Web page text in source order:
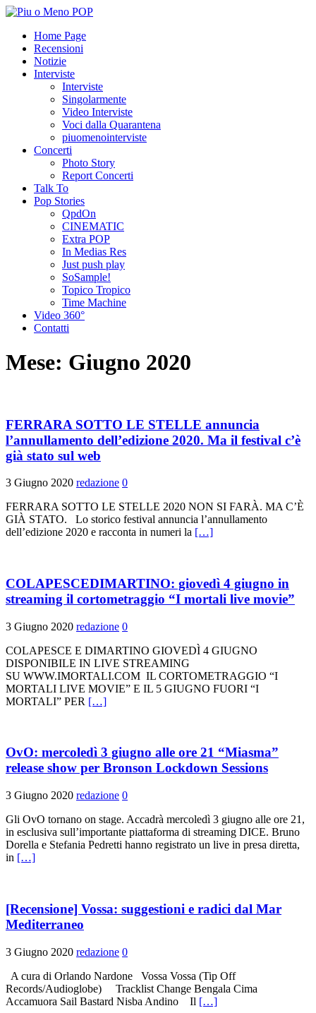
Home Page
Recensioni
Notizie
Interviste
Interviste
Singolarmente
Video Interviste
Voci dalla Quarantena
piuomenointerviste
Concerti
Photo Story
Report Concerti
Talk To
Pop Stories
QpdOn
CINEMATIC
Extra POP
In Medias Res
Just push play
SoSample!
Topico Tropico
Time Machine
Video 360°
Contatti
Mese: Giugno 2020
FERRARA SOTTO LE STELLE annuncia
l’annullamento dell’edizione 2020. Ma il festival c’è
già stato sul web
3 Giugno 2020 redazione 0
FERRARA SOTTO LE STELLE 2020 NON SI FARÀ. MA C’È
GIÀ STATO. Lo storico festival annuncia l’annullamento
dell’edizione 2020 e racconta in numeri la […]
COLAPESCEDIMARTINO: giovedì 4 giugno in
streaming il cortometraggio “I mortali live movie”
3 Giugno 2020 redazione 0
COLAPESCE E DIMARTINO GIOVEDÌ 4 GIUGNO
DISPONIBILE IN LIVE STREAMING
SU WWW.IMORTALI.COM IL CORTOMETRAGGIO “I
MORTALI LIVE MOVIE” E IL 5 GIUGNO FUORI “I
MORTALI” PER […]
OvO: mercoledì 3 giugno alle ore 21 “Miasma”
release show per Bronson Lockdown Sessions
3 Giugno 2020 redazione 0
Gli OvO tornano on stage. Accadrà mercoledì 3 giugno alle ore 21,
in esclusiva sull’importante piattaforma di streaming DICE. Bruno
Dorella e Stefania Pedretti hanno registrato un live in presa diretta,
in […]
[Recensione] Vossa: suggestioni e radici dal Mar
Mediterraneo
3 Giugno 2020 redazione 0
A cura di Orlando Nardone Vossa Vossa (Tip Off
Records/Audioglobe) Tracklist Change Bengala Cima
Accamuora Sail Bastard Nisba Andino Il […]